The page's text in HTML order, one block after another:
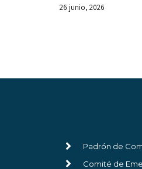
26 junio, 2026
Padrón de
Comité de